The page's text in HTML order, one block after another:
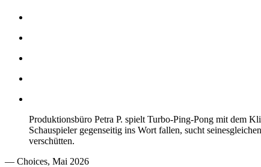
Produktionsbüro Petra P. spielt Turbo-Ping-Pong mit dem
Schauspieler gegenseitig ins Wort fallen, sucht
verschütten.
— Choices, Mai 2026